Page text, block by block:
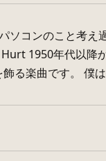
ソコンのこと考
1950年代以
る楽曲です。 僕